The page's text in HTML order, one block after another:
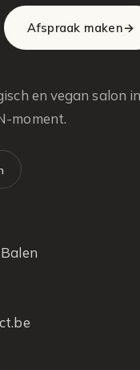
Afspraak maken→
en vegan salon in
moment.